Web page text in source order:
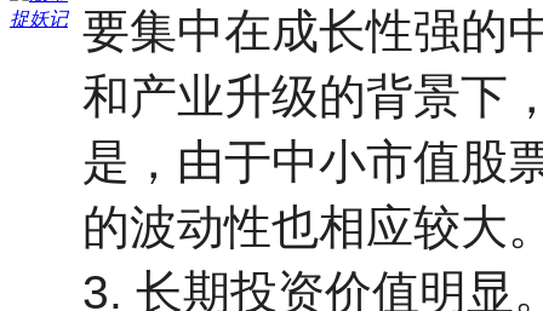
要集中在成长性强的
和产业升级的背景下
是，由于中小市值股
的波动性也相应较大
3. 长期投资价值明显